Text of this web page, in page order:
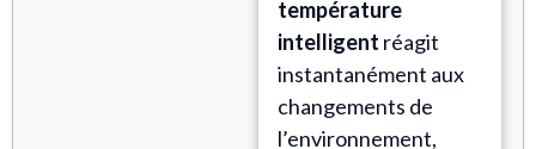
température
intelligent réagit
instantanément aux
changements de
l’environnement,